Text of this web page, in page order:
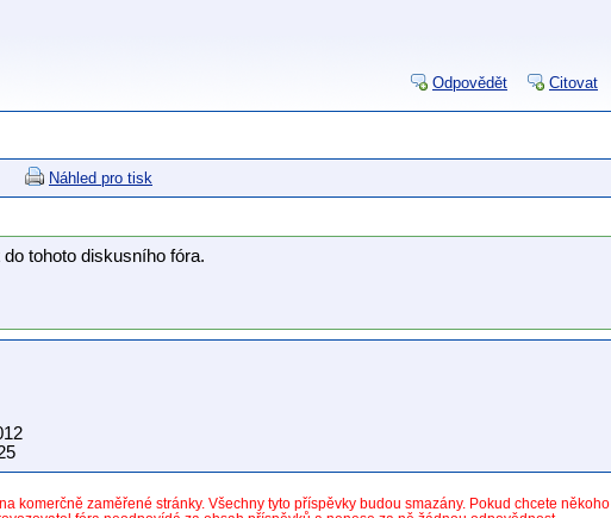
Odpovědět Citovat
Náhled pro tisk
tohoto diskusního fóra.
komerčně zaměřené stránky. Všechny tyto příspěvky budou smazány. Pokud chcete někoho